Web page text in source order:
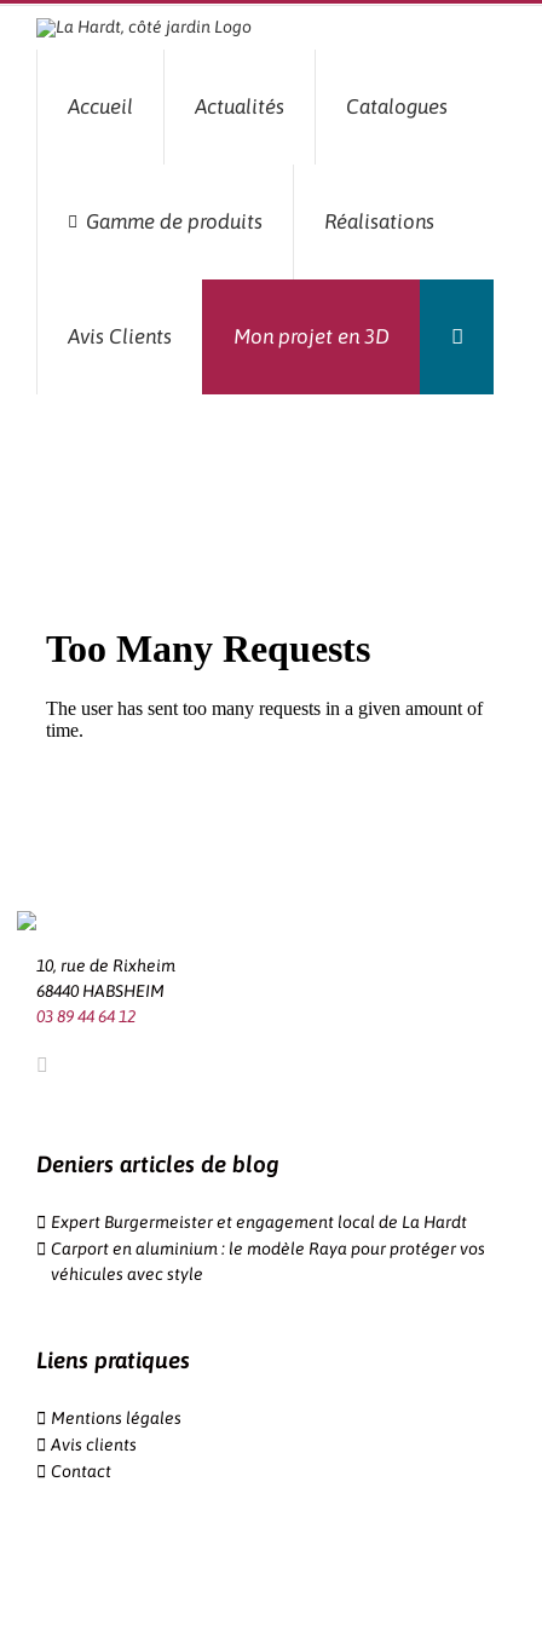
Passer
Accueil Actualités Catalogues
Gamme de produits Réalisations
Avis Clients Mon projet en 3D
10, rue de Rixheim
68440 HABSHEIM
03 89 44 64 12
Deniers articles de blog
Expert Burgermeister et engagement local de La Hardt
Carport en aluminium : le modèle Raya pour protéger vos
véhicules avec style
Liens pratiques
Mentions légales
Avis clients
Contact